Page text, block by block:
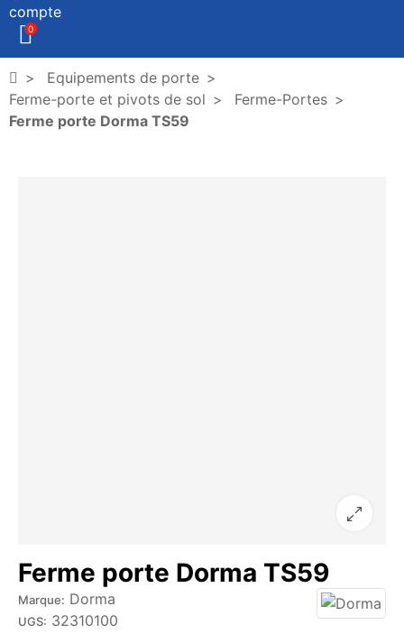
compte
0
Equipements de porte
Ferme-porte et pivots de sol
Ferme-Portes
Ferme porte Dorma TS59
Ferme porte Dorma TS59
Marque: Dorma
UGS: 32310100